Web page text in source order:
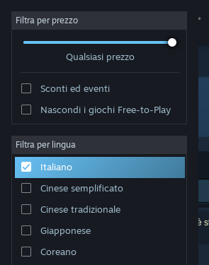
Accedi
Informazioni
Assistenza
Cambia la lingua
Ottieni l'app mobile di Steam
Filtra per prezzo
Qualsiasi prezzo
Sconti ed eventi
Nascondi i giochi Free-to-Play
Filtra per lingua
Italiano
Cinese semplificato
Cinese tradizionale
Giapponese
Coreano
Sviluppatore: 25 Monkey Games
Ordina per Rilevanza
0 risultati corrispondono alla tua ricerca. 1 titolo è
in base alle tue preferenze.